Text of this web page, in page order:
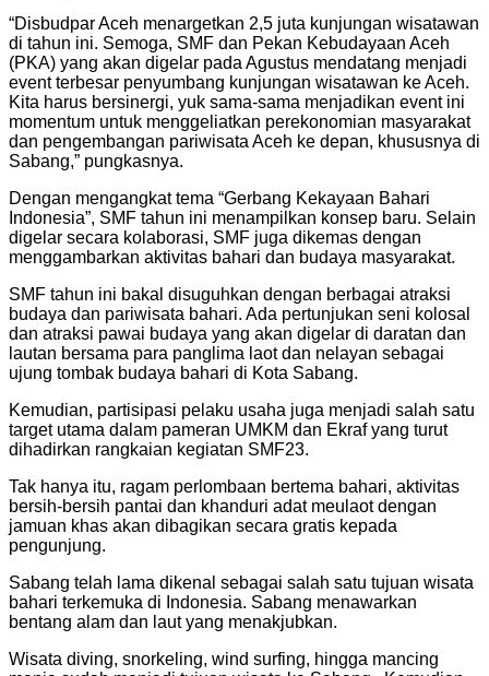
“Disbudpar Aceh menargetkan 2,5 juta kunjungan wisatawan
di tahun ini. Semoga, SMF dan Pekan Kebudayaan Aceh
(PKA) yang akan digelar pada Agustus mendatang menjadi
event terbesar penyumbang kunjungan wisatawan ke Aceh.
Kita harus bersinergi, yuk sama-sama menjadikan event ini
momentum untuk menggeliatkan perekonomian masyarakat
dan pengembangan pariwisata Aceh ke depan, khususnya di
Sabang,” pungkasnya.
Dengan mengangkat tema “Gerbang Kekayaan Bahari
Indonesia”, SMF tahun ini menampilkan konsep baru. Selain
digelar secara kolaborasi, SMF juga dikemas dengan
menggambarkan aktivitas bahari dan budaya masyarakat.
SMF tahun ini bakal disuguhkan dengan berbagai atraksi
budaya dan pariwisata bahari. Ada pertunjukan seni kolosal
dan atraksi pawai budaya yang akan digelar di daratan dan
lautan bersama para panglima laot dan nelayan sebagai
ujung tombak budaya bahari di Kota Sabang.
Kemudian, partisipasi pelaku usaha juga menjadi salah satu
target utama dalam pameran UMKM dan Ekraf yang turut
dihadirkan rangkaian kegiatan SMF23.
Tak hanya itu, ragam perlombaan bertema bahari, aktivitas
bersih-bersih pantai dan khanduri adat meulaot dengan
jamuan khas akan dibagikan secara gratis kepada
pengunjung.
Sabang telah lama dikenal sebagai salah satu tujuan wisata
bahari terkemuka di Indonesia. Sabang menawarkan
bentang alam dan laut yang menakjubkan.
Wisata diving, snorkeling, wind surfing, hingga mancing